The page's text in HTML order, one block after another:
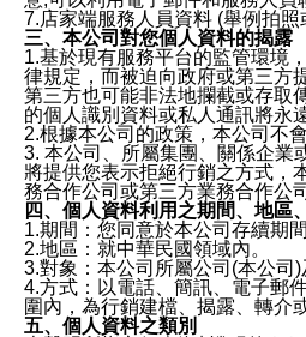
7.店家端服務人員資料 (舉例拍
三、本公司對您個人資料的揭露
1.基於現有服務平台的監管環境
律規定，而被迫向政府或第三方
第三方也可能非法地攔截或存取
的個人識別資料或私人通訊將永
2.根據本公司的政策，本公司不
3. 本公司、所屬集團、關係企業
將提供您表示拒絕行銷之方式，
務合作公司或第三方業務合作公
四、個人資料利用之期間、地區
1.期間：您同意於本公司存續期
2.地區：就中華民國領域內。
3.對象：本公司所屬公司(本公司
4.方式：以電話、簡訊、電子郵
圍內，為行銷建檔、揭露、轉介
五、個人資料之類別